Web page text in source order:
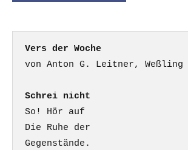
Vers der Woche
Schrei nicht
So! Hör auf
Die Ruhe der
Gegenstände.